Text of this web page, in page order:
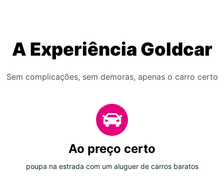
A Experiência Goldcar
Sem complicações, sem demoras, apenas o carro certo
Ao preço certo
poupa na estrada com um aluguer de carros baratos